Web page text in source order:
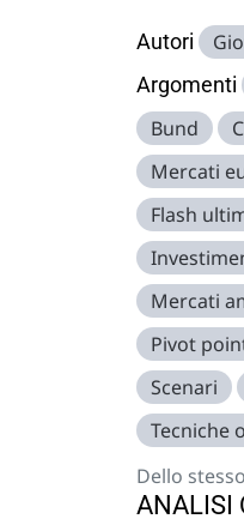
Autori
Argomenti
Bund
Mercati
Flash
Mercati
Pivot
Scenari
Tecniche
Dello
ANALISI